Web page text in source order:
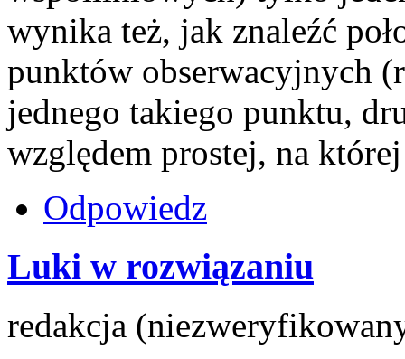
wynika też, jak znaleźć
punktów obserwacyjnych
jednego takiego punktu,
względem prostej, na
Odpowiedz
Luki w rozwiązaniu
redakcja